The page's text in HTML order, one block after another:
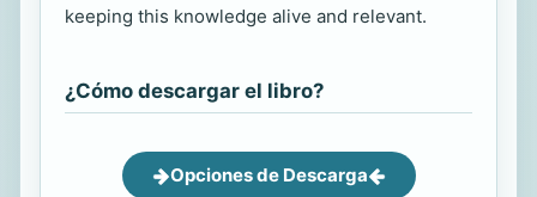
keeping this knowledge alive and relevant.
¿Cómo descargar el libro?
Opciones de Descarga